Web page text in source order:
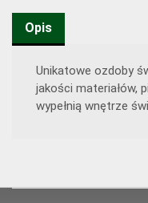
Opis
Unikatowe ozdoby
jakości materiałów,
wypełnią wnętrze